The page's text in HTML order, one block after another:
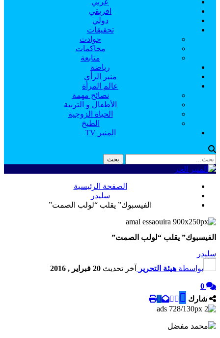
عربي
افريقي
دولي
تحقيقات
حوادث
محاكمات
متابعة
رياضة
منبر الرأي
عالم المرأة
نصائح مهمة
الأطفال و التربية
الحياة الزوجية
الطبخ
المنبر TV
الصفحة الرئيسية
سليدر
الفيسبوك” يقلب “لولب الصمت”
الفيسبوك” يقلب “لولب الصمت”
سليدر
بواسطة هيئة التحرير آخر تحديث 20 فبراير , 2016
0
شارك